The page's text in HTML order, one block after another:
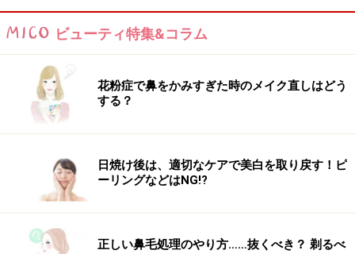
ビューティ特集&コラム
花粉症で鼻をかみすぎた時のメイク直しはどう
する？
日焼け後は、適切なケアで美白を取り戻す！ピ
ーリングなどはNG!?
正しい鼻毛処理のやり方……抜くべき？ 剃るべ